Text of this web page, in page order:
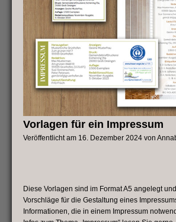
Vorlagen für ein Impressum
Veröffentlicht am 16. Dezember 2024von
Diese Vorlagen sind im Format A5 angelegt
Vorschläge für die Gestaltung eines
Informationen, die in einem Impressum